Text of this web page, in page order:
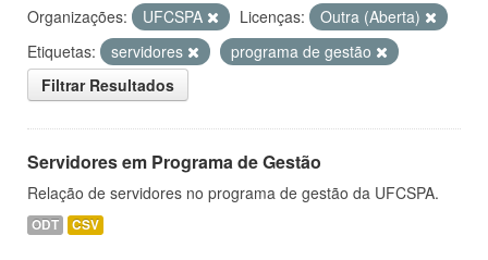
Organizações: UFCSPA Licenças:
Outra (Aberta)
Etiquetas:
servidores
programa de gestão
Filtrar Resultados
Servidores em Programa de Gestão
Relação de servidores no programa de gestão da UFCSPA.
ODT CSV